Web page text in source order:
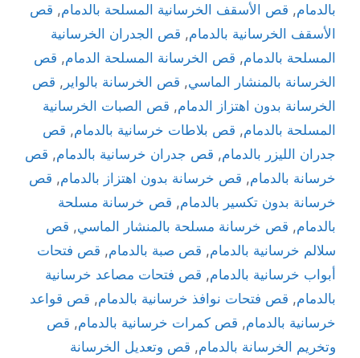
بالدمام, قص الأسقف الخرسانية المسلحة بالدمام, قص
الأسقف الخرسانية بالدمام, قص الجدران الخرسانية
المسلحة بالدمام, قص الخرسانة المسلحة الدمام, قص
الخرسانة بالمنشار الماسي, قص الخرسانة بالواير , قص
الخرسانة بدون اهتزاز الدمام, قص الصبات الخرسانية
المسلحة بالدمام, قص بلاطات خرسانية بالدمام, قص
جدران الليزر بالدمام, قص جدران خرسانية بالدمام, قص
خرسانة بالدمام, قص خرسانة بدون اهتزاز بالدمام, قص
خرسانة بدون تكسير بالدمام, قص خرسانة مسلحة
بالدمام, قص خرسانة مسلحة بالمنشار الماسي, قص
سلالم خرسانية بالدمام, قص صبة بالدمام, قص فتحات
أبواب خرسانية بالدمام, قص فتحات مصاعد خرسانية
بالدمام, قص فتحات نوافذ خرسانية بالدمام, قص قواعد
خرسانية بالدمام, قص كمرات خرسانية بالدمام, قص
وتخريم الخرسانة بالدمام, قص وتعديل الخرسانة